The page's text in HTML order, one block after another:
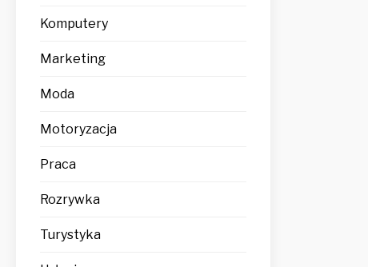
Komputery
Marketing
Moda
Motoryzacja
Praca
Rozrywka
Turystyka